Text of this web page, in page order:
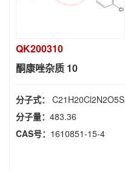
QK200310
酮康唑杂质 10
分子式： C21H20Cl2N2O5S
分子量： 483.36
CAS号： 1610851-15-4